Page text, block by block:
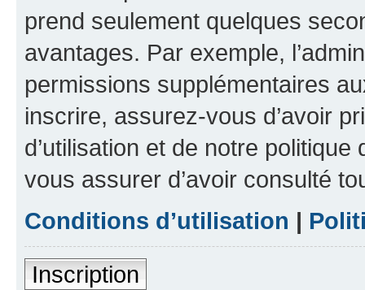
prend seulement quelques
avantages. Par exemple,
permissions supplémentaires
inscrire, assurez-vous d’avoir
d’utilisation et de notre
vous assurer d’avoir consulté
Conditions d’utilisation |
Inscription